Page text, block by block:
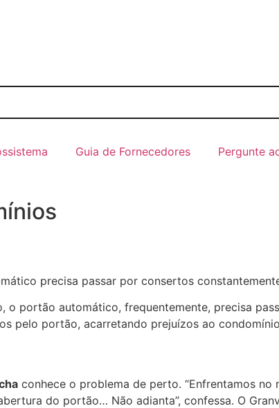
Guia de Fornecedores Pergunte
precisa passar por consertos
portão automático, frequentemente, precisa
pelo portão, acarretando prejuízos ao
conhece o problema de perto. “Enfrentamos no
do portão… Não adianta”, confessa. O